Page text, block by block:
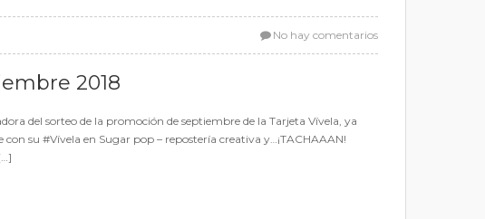
No hay comentarios
2018
del sorteo de la promoción de septiembre de la Tarjeta Vívela, ya
su #Vívela en Sugar pop – repostería creativa y…¡TACHAAAN!